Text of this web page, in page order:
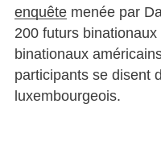
enquêtemenée par
200 futurs
binationaux
participants se disent
luxembourgeois.